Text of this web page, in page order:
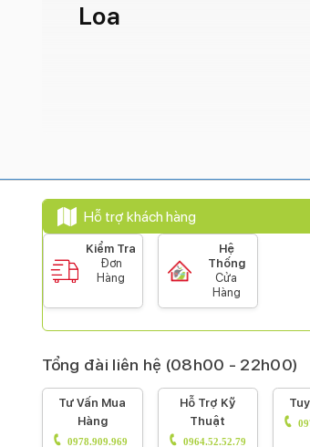
Loa
Hỗ trợ khách hàng
Kiểm Tra
Đơn
Hàng
Hệ
Thống
Cửa
Hàng
Tổng đài liên hệ (08h00 - 22h00)
Tư Vấn Mua
Hàng
0978.909.969
Hỗ Trợ Kỹ
Thuật
0964.52.52.79